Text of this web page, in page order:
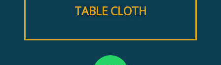
TABLE CLOTH
i